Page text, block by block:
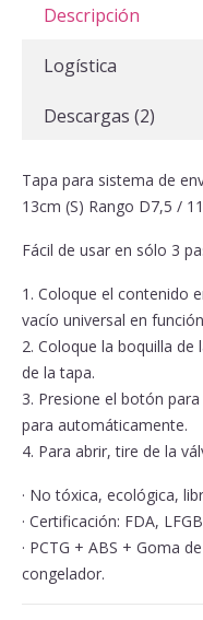
Descripción
Logística
Descargas (2)
Tapa para sistema de
13cm (S) Rango D7,5 /
Fácil de usar en sólo 3
1. Coloque el contenido
vacío universal en
2. Coloque la boquilla
de la tapa.
3. Presione el botón
para automáticamente.
4. Para abrir, tire de la
· No tóxica, ecológica,
· Certificación: FDA,
· PCTG + ABS + Goma
congelador.